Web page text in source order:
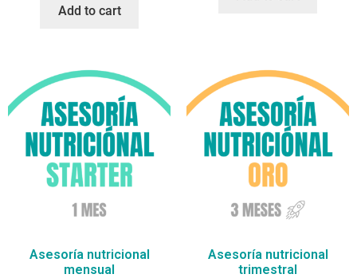
Add to cart
Asesoría nutricional
mensual
Asesoría nutricional
trimestral